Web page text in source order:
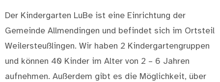
Der Kindergarten LuBe ist eine Einrichtung der
Gemeinde Allmendingen und befindet sich im Ortsteil
Weilersteußlingen. Wir haben 2 Kindergartengruppen
und können 40 Kinder im Alter von 2 – 6 Jahren
aufnehmen. Außerdem gibt es die Möglichkeit, über